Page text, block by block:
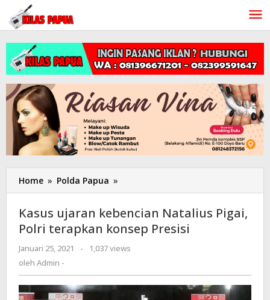
Lewati
konten
Home » Polda Papua »
ujaran
kebencian
Natalius
Pigai,
Kasus ujaran kebencian Natalius Pigai,
Polri terapkan konsep Presisi
Januari 25, 2021
oleh
-
1,037 views
oleh Admin -